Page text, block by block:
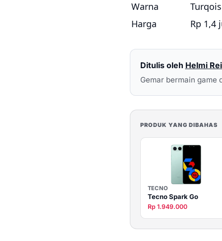
Warna
Harga
Rp 1,4
Ditulis oleh Helmi
Gemar bermain game
PRODUK YANG DIBAHAS
TECNO
Tecno Spark Go
Rp 1.949.000